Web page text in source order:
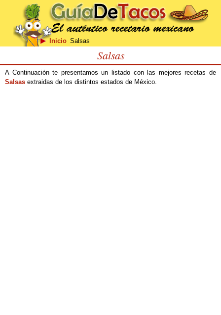
Inicio Salsas
Salsas
A Continuación te presentamos un listado con las mejores recetas de
Salsas extraidas de los distintos estados de México.